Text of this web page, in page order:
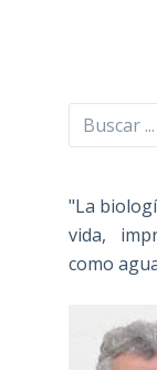
Buscar
"La
vida,
como